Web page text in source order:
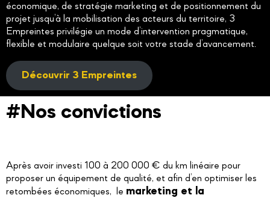
économique, de stratégie marketing et de positionnement du
projet jusqu’à la mobilisation des acteurs du territoire, 3
Empreintes privilégie un mode d’intervention pragmatique,
flexible et modulaire quelque soit votre stade d’avancement.
Découvrir 3 Empreintes
#Nos convictions
Après avoir investi 100 à 200 000 € du km linéaire pour
proposer un équipement de qualité, et afin d’en optimiser les
retombées économiques, le marketing et la